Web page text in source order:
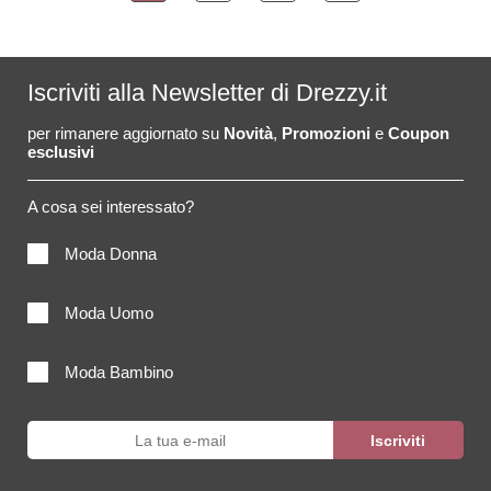
Iscriviti alla Newsletter di Drezzy.it
per rimanere aggiornato su Novità, Promozioni e Coupon
esclusivi
A cosa sei interessato?
Moda Donna
Moda Uomo
Moda Bambino